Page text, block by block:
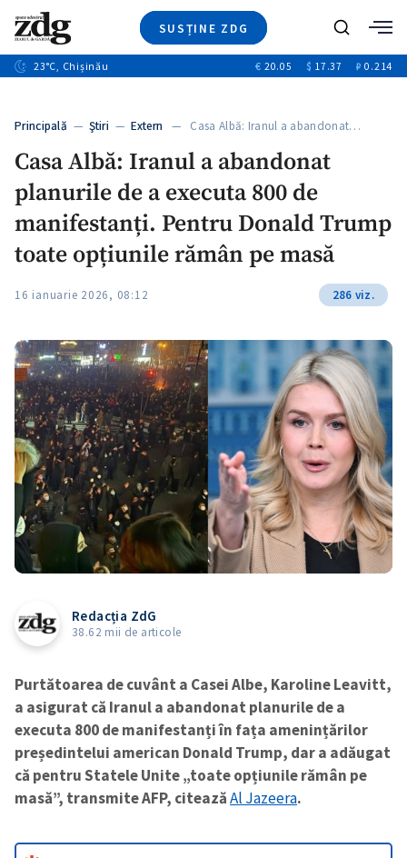
SUSȚINE ZDG
Ştiri
+13
Video
Special
Blog
ZdGust
Caută
23°C, Chișinău € 20.05 $ 17.37 ₽ 0.214
Principală — Ştiri — Extern — Casa Albă: Iranul a abandonat…
Casa Albă: Iranul a abandonat
planurile de a executa 800 de
manifestanți. Pentru Donald Trump
toate opțiunile rămân pe masă
16 ianuarie 2026, 08:12 286 viz.
Redacția ZdG
38.62 mii de articole
Purtătoarea de cuvânt a Casei Albe, Karoline Leavitt,
a asigurat că Iranul a abandonat planurile de a
executa 800 de manifestanți în fața amenințărilor
președintelui american Donald Trump, dar a adăugat
că pentru Statele Unite „toate opțiunile rămân pe
masă”, transmite AFP, citeazăAl Jazeera.